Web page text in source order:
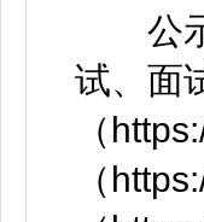
公示
试、面
（
（